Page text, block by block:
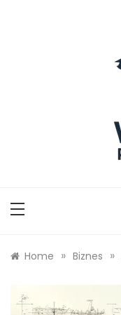
Home » Biznes »